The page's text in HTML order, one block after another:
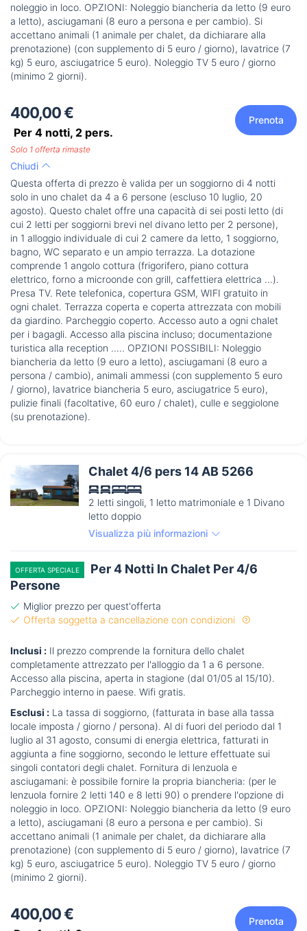
noleggio in loco. OPZIONI: Noleggio biancheria da letto (9 euro
a letto), asciugamani (8 euro a persona e per cambio). Si
accettano animali (1 animale per chalet, da dichiarare alla
prenotazione) (con supplemento di 5 euro / giorno), lavatrice (7
kg) 5 euro, asciugatrice 5 euro). Noleggio TV 5 euro / giorno
(minimo 2 giorni).
400,00 €
Per 4 notti, 2 pers.
Prenota
Solo 1 offerta rimaste
Chiudi
Questa offerta di prezzo è valida per un soggiorno di 4 notti
solo in uno chalet da 4 a 6 persone (escluso 10 luglio, 20
agosto). Questo chalet offre una capacità di sei posti letto (di
cui 2 letti per soggiorni brevi nel divano letto per 2 persone),
in 1 alloggio individuale di cui 2 camere da letto, 1 soggiorno,
bagno, WC separato e un ampio terrazza. La dotazione
comprende 1 angolo cottura (frigorifero, piano cottura
elettrico, forno a microonde con grill, caffettiera elettrica ...).
Presa TV. Rete telefonica, copertura GSM, WIFI gratuito in
ogni chalet. Terrazza coperta e coperta attrezzata con mobili
da giardino. Parcheggio coperto. Accesso auto a ogni chalet
per i bagagli. Accesso alla piscina incluso; documentazione
turistica alla reception ..... OPZIONI POSSIBILI: Noleggio
biancheria da letto (9 euro a letto), asciugamani (8 euro a
persona / cambio), animali ammessi (con supplemento 5 euro
/ giorno), lavatrice biancheria 5 euro, asciugatrice 5 euro),
pulizie finali (facoltative, 60 euro / chalet), culle e seggiolone
(su prenotazione).
Chalet 4/6 pers 14 AB 5266
2 letti singoli, 1 letto matrimoniale e 1 Divano
letto doppio
Visualizza più informazioni
OFFERTA SPECIALE
Per 4 Notti In Chalet Per 4/6
Persone
Miglior prezzo per quest'offerta
Offerta soggetta a cancellazione con condizioni
Inclusi : Il prezzo comprende la fornitura dello chalet
completamente attrezzato per l'alloggio da 1 a 6 persone.
Accesso alla piscina, aperta in stagione (dal 01/05 al 15/10).
Parcheggio interno in paese. Wifi gratis.
Esclusi : La tassa di soggiorno, (fatturata in base alla tassa
locale imposta / giorno / persona). Al di fuori del periodo dal 1
luglio al 31 agosto, consumi di energia elettrica, fatturati in
aggiunta a fine soggiorno, secondo le letture effettuate sui
singoli contatori degli chalet. Fornitura di lenzuola e
asciugamani: è possibile fornire la propria biancheria: (per le
lenzuola fornire 2 letti 140 e 8 letti 90) o prendere l'opzione di
noleggio in loco. OPZIONI: Noleggio biancheria da letto (9 euro
a letto), asciugamani (8 euro a persona e per cambio). Si
accettano animali (1 animale per chalet, da dichiarare alla
prenotazione) (con supplemento di 5 euro / giorno), lavatrice (7
kg) 5 euro, asciugatrice 5 euro). Noleggio TV 5 euro / giorno
(minimo 2 giorni).
400,00 € Prenota